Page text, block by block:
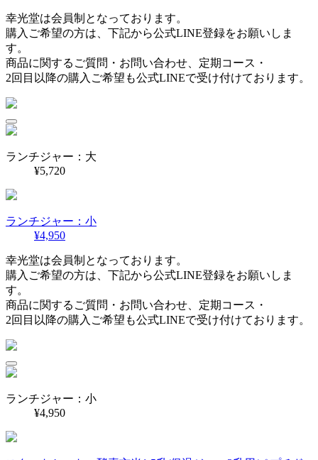
幸光堂は会員制となっております。
購入ご希望の方は、下記から公式LINE登録をお願いしま
す。
商品に関するご質問・お問い合わせ、定期コース・
2回目以降の購入ご希望も公式LINEで受け付けております。
ランチジャー：大
¥5,720
ランチジャー：小
¥4,950
幸光堂は会員制となっております。
購入ご希望の方は、下記から公式LINE登録をお願いしま
す。
商品に関するご質問・お問い合わせ、定期コース・
2回目以降の購入ご希望も公式LINEで受け付けております。
ランチジャー：小
¥4,950